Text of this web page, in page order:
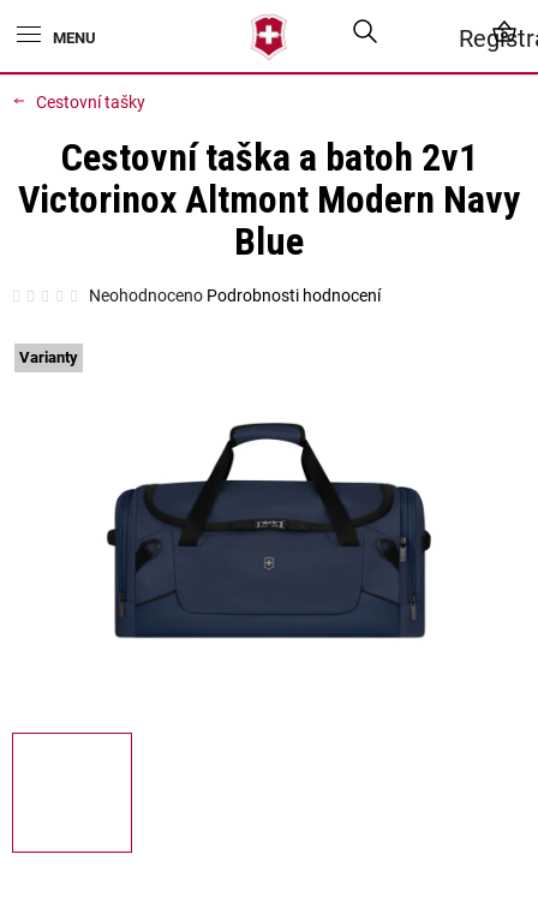
na
Cestovní tašky
Cestovní taška a batoh 2v1
Victorinox Altmont Modern Navy
Blue
Průměrné
hodnocení
Neohodnoceno Podrobnosti hodnocení
Varianty